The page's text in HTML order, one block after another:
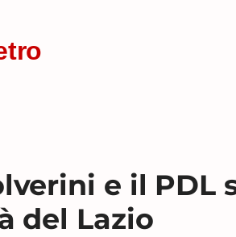
e il PDL
del Lazio